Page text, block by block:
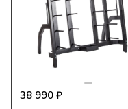
38 990 ₽